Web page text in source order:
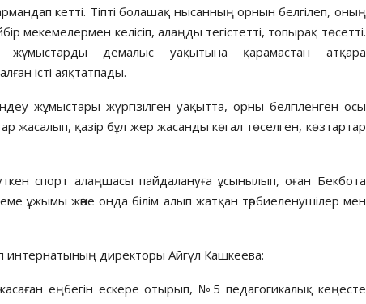
кетті. Тіпті болашақ нысанның орнын белгілеп, оның
мекемелермен келісіп, алаңды тегістетті, топырақ төсетті.
жұмыстарды демалыс уақытына қарамастан атқара
істі аяқтатпады.
жұмыстары жүргізілген уақытта, орны белгіленген осы
жасалып, қазір бұл жер жасанды көгал төселген, көзтартар
спорт алаңшасы пайдалануға ұсынылып, оған Бекбота
ұжымы және онда білім алып жатқан тәрбиеленушілер мен
интернатының директоры Айгүл Кашкеева:
еңбегін ескере отырып, №5 педагогикалық кеңесте